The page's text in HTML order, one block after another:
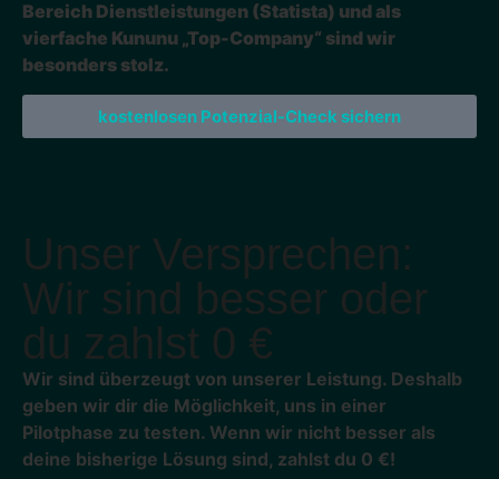
Bereich Dienstleistungen (Statista) und als
vierfache Kununu „Top-Company“ sind wir
besonders stolz.
kostenlosen Potenzial-Check sichern
Unser Versprechen:
Wir sind besser oder
du zahlst 0 €
Wir sind überzeugt von unserer Leistung. Deshalb
geben wir dir die Möglichkeit, uns in einer
Pilotphase zu testen. Wenn wir nicht besser als
deine bisherige Lösung sind, zahlst du 0 €!